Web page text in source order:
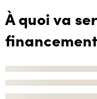
À quoi va